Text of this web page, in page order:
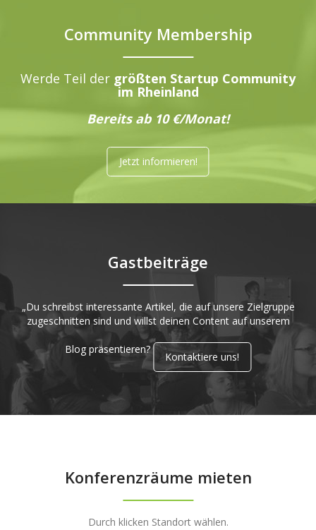
Community Membership
Werde Teil der größten Startup Community
im Rheinland
Bereits ab 10 €/Monat!
Jetzt informieren!
Gastbeiträge
„Du schreibst interessante Artikel, die auf unsere Zielgruppe
zugeschnitten sind und willst deinen Content auf unserem
Blog präsentieren?
Kontaktiere uns!
Konferenzräume mieten
Durch klicken Standort wählen.